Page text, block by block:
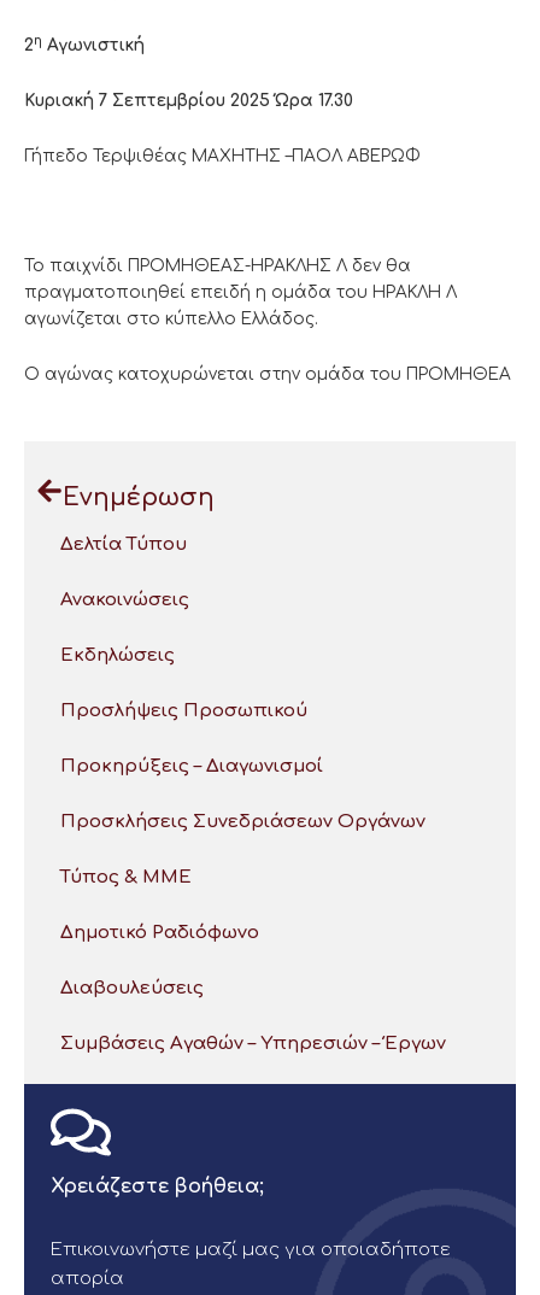
2η Αγωνιστική
Κυριακή 7 Σεπτεμβρίου 2025 Ώρα 17.30
Γήπεδο Τερψιθέας ΜΑΧΗΤΗΣ –ΠΑΟΛ ΑΒΕΡΩΦ
Το παιχνίδι ΠΡΟΜΗΘΕΑΣ-ΗΡΑΚΛΗΣ Λ δεν θα
πραγματοποιηθεί επειδή η ομάδα του ΗΡΑΚΛΗ Λ
αγωνίζεται στο κύπελλο Ελλάδος.
Ο αγώνας κατοχυρώνεται στην ομάδα του ΠΡΟΜΗΘΕΑ
Ενημέρωση
Δελτία Τύπου
Ανακοινώσεις
Εκδηλώσεις
Προσλήψεις Προσωπικού
Προκηρύξεις – Διαγωνισμοί
Προσκλήσεις Συνεδριάσεων Οργάνων
Τύπος & ΜΜΕ
Δημοτικό Ραδιόφωνο
Διαβουλεύσεις
Συμβάσεις Αγαθών – Υπηρεσιών – Έργων
Χρειάζεστε βοήθεια;
Επικοινωνήστε μαζί μας για οποιαδήποτε
απορία